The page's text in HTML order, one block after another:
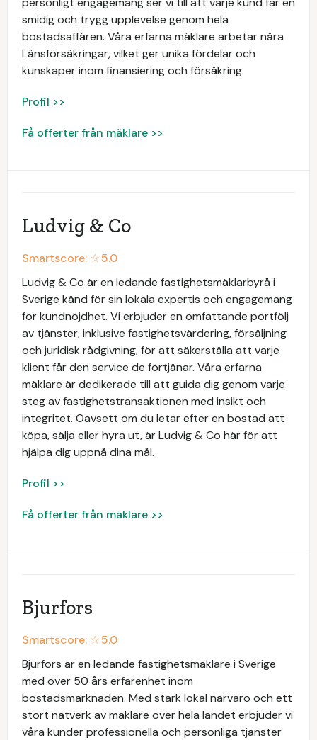
smidig och trygg upplevelse genom hela
bostadsaffären. Våra erfarna mäklare arbetar nära
Länsförsäkringar, vilket ger unika fördelar och
kunskaper inom finansiering och försäkring.
Profil >>
Få offerter från mäklare >>
Ludvig & Co
Smartscore: ☆5.0
Ludvig & Co är en ledande fastighetsmäklarbyrå i
Sverige känd för sin lokala expertis och engagemang
för kundnöjdhet. Vi erbjuder en omfattande portfölj
av tjänster, inklusive fastighetsvärdering, försäljning
och juridisk rådgivning, för att säkerställa att varje
klient får den service de förtjänar. Våra erfarna
mäklare är dedikerade till att guida dig genom varje
steg av fastighetstransaktionen med insikt och
integritet. Oavsett om du letar efter en bostad att
köpa, sälja eller hyra ut, är Ludvig & Co här för att
hjälpa dig uppnå dina mål.
Profil >>
Få offerter från mäklare >>
Bjurfors
Smartscore: ☆5.0
Bjurfors är en ledande fastighetsmäklare i Sverige
med över 50 års erfarenhet inom
bostadsmarknaden. Med stark lokal närvaro och ett
stort nätverk av mäklare över hela landet erbjuder vi
våra kunder professionella och personliga tjänster